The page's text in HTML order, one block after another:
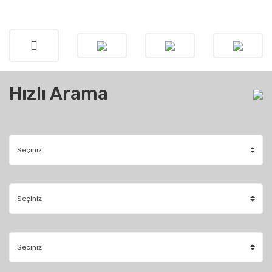
Hızlı Arama